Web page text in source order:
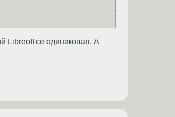
Libreoffice одинаковая. А